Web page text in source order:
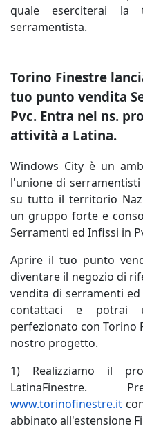
quale eserciterai
serramentista.
Torino Finestre
tuo punto vendita
Pvc. Entra nel ns.
attività a Latina.
Windows City è un
l'unione di
su tutto il territorio
un gruppo forte e
Serramenti ed Infissi in
Aprire il tuo punto
diventare il negozio di
vendita di serramenti
contattaci e potrai
perfezionato con Torino
nostro progetto.
1) Realizziamo il
LatinaFinestre.
www.torinofinestre.it
abbinato all'estensione